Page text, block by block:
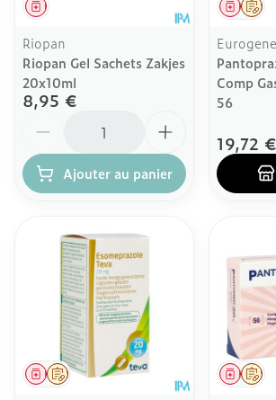
Médicament
Riopan
Riopan Gel Sachets Zakjes
20x10ml
8,95 €
Ajouter au panier
Sur
Comp
56
19,72 €
Sur prescription
Médicament Sur